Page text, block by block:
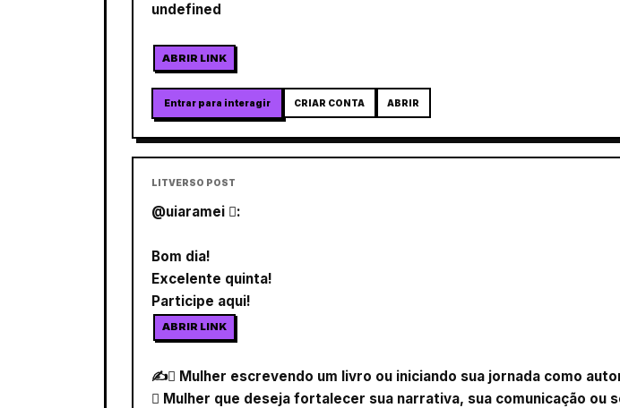
undefined
ABRIR LINK
Entrar para interagir CRIAR CONTA ABRIR
LITVERSO POST
@uiaramei :
Bom dia!
Excelente quinta!
Participe aqui!
ABRIR LINK
✍ Mulher escrevendo um livro ou iniciando sua jornada como
 Mulher que deseja fortalecer sua narrativa, sua comunicação ou